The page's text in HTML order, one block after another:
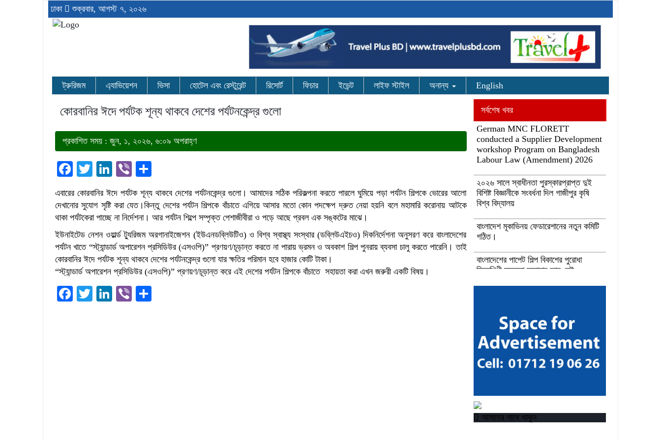
ঢাকা শুক্রবার, আগস্ট ৭, ২০২৬
ট্রুরিজম এ্যাভিয়েশন ভিসা হোটেল এবং রেস্টুরেন্ট রিসোর্ট ফিচার ইভেন্ট লাইফ স্টাইল অনান্য English
কোরবানির ঈদে পর্যটক শূন্য থাকবে দেশের পর্যটনকেন্দ্র গুলো
প্রকাশিত সময় : জুন, ১, ২০২৬, ৬:০৯ অপরাহ্ণ
Facebook
TwitterLinkedIn
Viber
এবারের কোরবানির ঈদে পর্যটক শূন্য থাকবে দেশের পর্যটনকেন্দ্র গুলো। আমাদের সঠিক পরিকল্পনা করতে পারলে ঘুমিয়ে পড়া পর্যটন শিল্পকে ভোরের আলো
দেখানোর সুযোগ সৃষ্টি করা যেত।কিন্তু দেশের পর্যটন শিল্পকে বাঁচাতে এগিয়ে আসার মতো কোন পদক্ষেপ দ্রুত নেয়া হয়নি বলে মহামারি করোনায় আটকে
থাকা পর্যটকেরা পাচ্ছে না নির্দেশনা। আর পর্যটন শিল্পে সম্পৃক্ত পেশাজীবীরা ও পড়ে আছে প্রবল এক সঙ্কটের মাঝে।
ইউনাইটেড নেশন ওয়ার্ল্ড ট্যুরিজম অরগানাইজেশন (ইউএনডব্লিউটিও) ও বিশ্ব স্বাস্থ্য সংস্থার (ডব্লিউএইচও) দিকনির্দেশনা অনুসরণ করে বাংলাদেশের
পর্যটন খাতে “স্ট্যান্ডার্ড অপারেশন প্রসিডিউর (এসওপি)” প্রণয়ণ/চূড়ান্ত করতে না পারায় ভ্রমন ও অবকাশ শিল্প পুনরায় ব্যবসা চালু করতে পারেনি। তাই
কোরবানির ঈদে পর্যটক শূন্য থাকবে দেশের পর্যটনকেন্দ্র গুলো যার ক্ষতির পরিমান হবে হাজার কোটি টাকা।
“স্ট্যান্ডার্ড অপারেশন প্রসিডিউর (এসওপি)” প্রণয়ণ/চূড়ান্ত করে এই দেশের পর্যটন শিল্পকে বাঁচাতে সহায়তা করা এখন জরুরী একটি বিষয়।
Facebook
TwitterLinkedIn
Viber
সর্বশেষ খবর
German MNC FLORETT
conducted a Supplier Development
workshop Program on Bangladesh
Labour Law (Amendment) 2026
২০২৬ সালে স্বাধীনতা পুরস্কারপ্রাপ্ত দুই
বিশিষ্ট বিজ্ঞানীকে সংবর্ধনা দিল গাজীপুর কৃষি
বিশ্ব বিদ্যালয়
বাংলাদেশ মূকাভিনয় ফেডারেশানের নতুন কমিটি
গঠিত।
বাংলাদেশের পাপেট শিল্প বিকাশের পুরোধা
চিত্রশিল্পী মুস্তফা মনোয়ার আর নেই
ওশান’ প্ল্যাটফর্ম’-এর সুচনা
“বাংলাদেশ ইনস্টিটিউট অব ট্যুরিজম অ্যান্ড
হসপিটালিটি” তে ৬ মাস মেয়াদী চারটি
সার্টিফিকেট কোর্সে ভর্তি শুরু হয়েছে।
আমাদের সাথে থাকুন